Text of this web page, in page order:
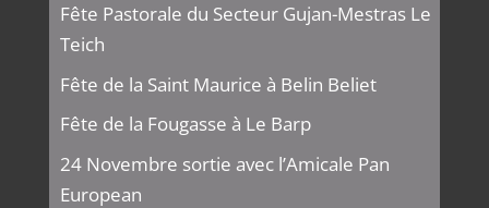
Fête Pastorale du Secteur Gujan-Mestras Le
Teich
Fête de la Saint Maurice à Belin Beliet
Fête de la Fougasse à Le Barp
24 Novembre sortie avec l’Amicale Pan
European